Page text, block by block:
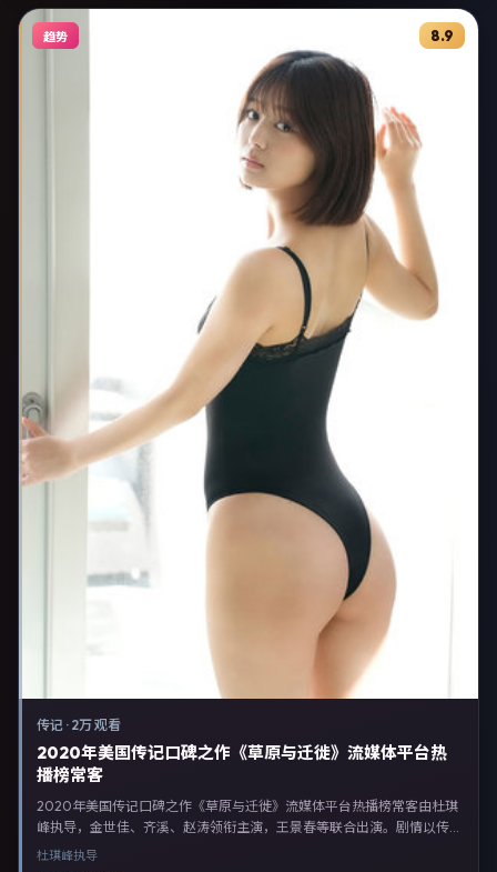
趋势 8.9
传记 · 2万 观看
2020年美国传记口碑之作《草原与迁徙》流媒体平台热
播榜常客
2020年美国传记口碑之作《草原与迁徙》流媒体平台热播榜常客由杜琪
峰执导，金世佳、齐溪、赵涛领衔主演，王景春等联合出演。剧情以传记
类型为主线，融合美国本土叙事与人物弧光，适合检索「传记电影 美国
杜琪峰执导